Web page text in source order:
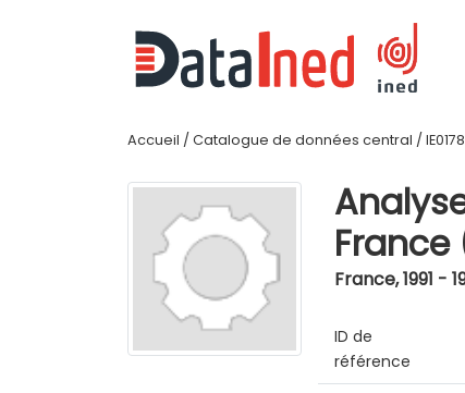
Accueil / Catalogue de données central / IE0178
France
France,1991 -
ID de
référence